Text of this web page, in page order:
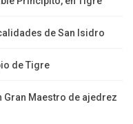
de San Isidro
de Tigre
Gran Maestro de ajedrez